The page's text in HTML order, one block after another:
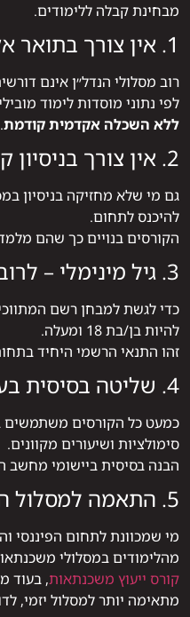
מבחינת קבלה ללימודים.
1. אין צורך בתואר אקדמי
רוב מסלולי הנדל״ן אינם
לפי נתוני מוסדות לימוד
ללא השכלה אקדמית קודמת.
2. אין צורך בניסיון קודם
גם מי שלא מחזיקה בניסיון
להיכנס לתחום.
הקורסים בנויים כך שהם
3. גיל מינימלי – לרוב 18+
כדי לגשת למבחן רשם
להיות בן/בת 18 ומעלה.
זהו התנאי הרשמי היחיד
4. שליטה בסיסית בעברית ובמחשב
כמעט כל הקורסים משתמשים
סימולציות ושיעורים מקוונים.
הבנה בסיסית ביישומי מחשב
5. התאמה למסלול הנכון
מי שמכוונת לתחום הפיננסי
מהלימודים במסלולי
קורס ייעוץ משכנתאות, בעוד
מתאימה יותר למסלול יזמי,